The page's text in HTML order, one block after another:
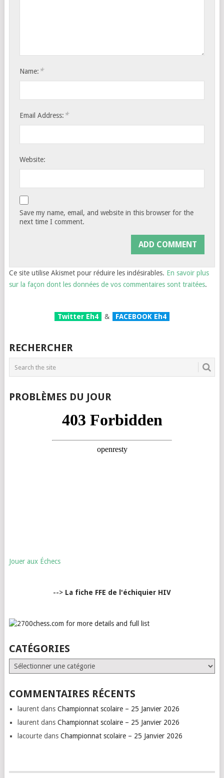
Name: *
Email Address: *
Website:
Save my name, email, and website in this browser for the
next time I comment.
Ce site utilise Akismet pour réduire les indésirables. En savoir plus
sur la façon dont les données de vos commentaires sont traitées.
Twitter Eh4 & FACEBOOK Eh4
RECHERCHER
PROBLÈMES DU JOUR
Jouer aux Échecs
--> La fiche FFE de l'échiquier HIV
CATÉGORIES
Catégories
COMMENTAIRES RÉCENTS
laurentdans Championnat scolaire – 25 Janvier 2026
laurentdans Championnat scolaire – 25 Janvier 2026
lacourtedans Championnat scolaire – 25 Janvier 2026